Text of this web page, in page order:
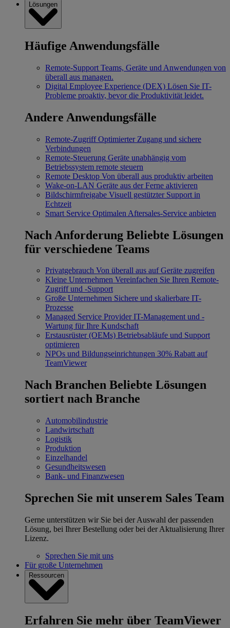
Lösungen
Häufige Anwendungsfälle
Remote-Support Teams, Geräte und Anwendungen von
überall aus managen.
Digital Employee Experience (DEX) Lösen Sie IT-
Probleme proaktiv, bevor die Produktivität leidet.
Andere Anwendungsfälle
Remote-Zugriff Optimierter Zugang und sichere
Verbindungen
Remote-Steuerung Geräte unabhängig vom
Betriebssystem remote steuern
Remote Desktop Von überall aus produktiv arbeiten
Wake-on-LAN Geräte aus der Ferne aktivieren
Bildschirmfreigabe Visuell gestützter Support in
Echtzeit
Smart Service Optimalen Aftersales-Service anbieten
Nach Anforderung Beliebte Lösungen
für verschiedene Teams
Privatgebrauch Von überall aus auf Geräte zugreifen
Kleine Unternehmen Vereinfachen Sie Ihren Remote-
Zugriff und -Support
Große Unternehmen Sichere und skalierbare IT-
Prozesse
Managed Service Provider IT-Management und -
Wartung für Ihre Kundschaft
Erstausrüster (OEMs) Betriebsabläufe und Support
optimieren
NPOs und Bildungseinrichtungen 30% Rabatt auf
TeamViewer
Nach Branchen Beliebte Lösungen
sortiert nach Branche
Automobilindustrie
Landwirtschaft
Logistik
Produktion
Einzelhandel
Gesundheitswesen
Bank- und Finanzwesen
Sprechen Sie mit unserem Sales Team
Gerne unterstützen wir Sie bei der Auswahl der passenden
Lösung, bei Ihrer Bestellung oder bei der Aktualisierung Ihrer
Lizenz.
Sprechen Sie mit uns
Für große Unternehmen
Ressourcen
Erfahren Sie mehr über TeamViewer